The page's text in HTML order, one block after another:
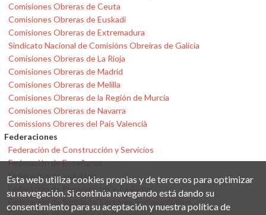
Comisiones Obreras de Ceuta
Comisiones Obreras de Euskadi
Comisiones Obreras de Extremadura
Sindicato Nacional de Comisións Obreiras de Galicia
Comisiones Obreras de La Rioja
Comisiones Obreras de Madrid
Comisiones Obreras de Melilla
Comisiones Obreras de la Región de Murcia
Comisiones Obreras de Navarra
Comissions Obreres del País Valencià
Federaciones
Federación de Construcción y Servicios
Federación de Enseñanza
Federación de Industria
Federación de Pensionistas y Jubilados
Federación de Sanidad y Sectores Sociosanitarios
Esta web utiliza cookies propias y de terceros para optimizar
su navegación. Si continúa navegando está dando su
consentimiento para su aceptación y nuestra política de